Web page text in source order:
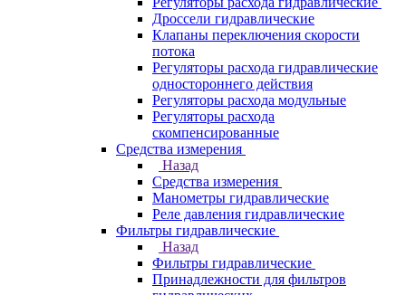
Дроссели гидравлические
Клапаны переключения скорости
потока
Регуляторы расхода гидравлические
одностороннего действия
Регуляторы расхода модульные
Регуляторы расхода
скомпенсированные
Средства измерения
Назад
Средства измерения
Манометры гидравлические
Реле давления гидравлические
Фильтры гидравлические
Назад
Фильтры гидравлические
Принадлежности для фильтров